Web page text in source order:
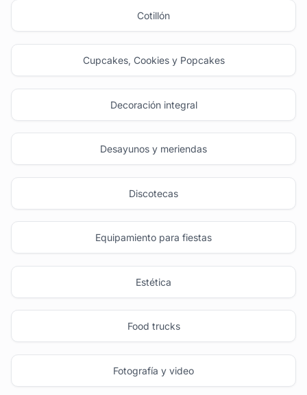
Cotillón
Cupcakes, Cookies y Popcakes
Decoración integral
Desayunos y meriendas
Discotecas
Equipamiento para fiestas
Estética
Food trucks
Fotografía y video